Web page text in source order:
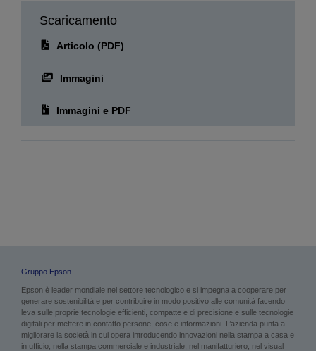
Scaricamento
Articolo (PDF)
Immagini
Immagini e PDF
Gruppo Epson
Epson è leader mondiale nel settore tecnologico e si impegna a cooperare per
generare sostenibilità e per contribuire in modo positivo alle comunità facendo
leva sulle proprie tecnologie efficienti, compatte e di precisione e sulle tecnologie
digitali per mettere in contatto persone, cose e informazioni. L’azienda punta a
migliorare la società in cui opera introducendo innovazioni nella stampa a casa e
in ufficio, nella stampa commerciale e industriale, nel manifatturiero, nel visual